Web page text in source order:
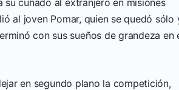
al joven Pomar, quien se quedó sólo
con sus sueños de grandeza en
en segundo plano la competición,